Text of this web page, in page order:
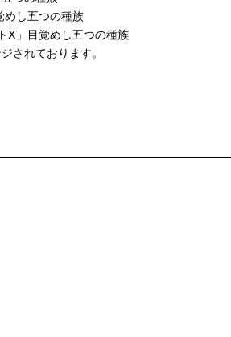
めし五つの種族
Ⅹ」目覚めし五つの種族
されております。